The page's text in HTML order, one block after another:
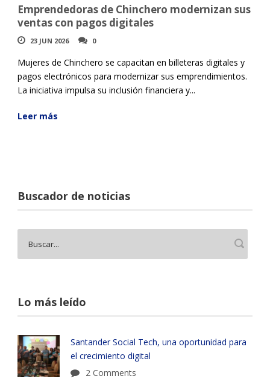
Emprendedoras de Chinchero modernizan sus
ventas con pagos digitales
23 JUN 2026 0
Mujeres de Chinchero se capacitan en billeteras digitales y
pagos electrónicos para modernizar sus emprendimientos.
La iniciativa impulsa su inclusión financiera y...
Leer más
Buscador de noticias
Lo más leído
Santander Social Tech, una oportunidad para
el crecimiento digital
2 Comments